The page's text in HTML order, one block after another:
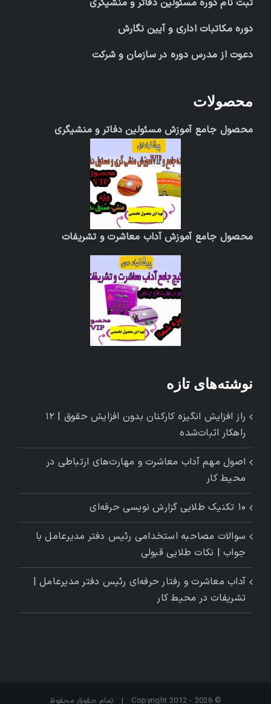
ثبت نام دوره مسئولین دفاتر و منشیگری
دوره مکاتبات اداری و آیین نگارش
دعوت از مدرس دوره در سازمان و شرکت
محصولات
محصول جامع آموزش مسئولین دفاتر و منشیگری
محصول جامع آموزش آداب معاشرت و تشریفات
نوشته‌های تازه
راز افزایش انگیزه کارکنان بدون افزایش حقوق | ۱۲
راهکار اثبات‌شده
اصول مهم آداب معاشرت و مهارت‌های ارتباطی در
محیط کار
۱۰ تکنیک طلایی گزارش ‌نویسی حرفه‌ای
سوالات مصاحبه استخدامی رئیس دفتر مدیرعامل با
جواب | نکات طلایی قبولی
آداب معاشرت و رفتار حرفه‌ای رئیس دفتر مدیرعامل |
تشریفات در محیط کار
© Copyright 2012 - 2026 | تمام حقوق محفوظ